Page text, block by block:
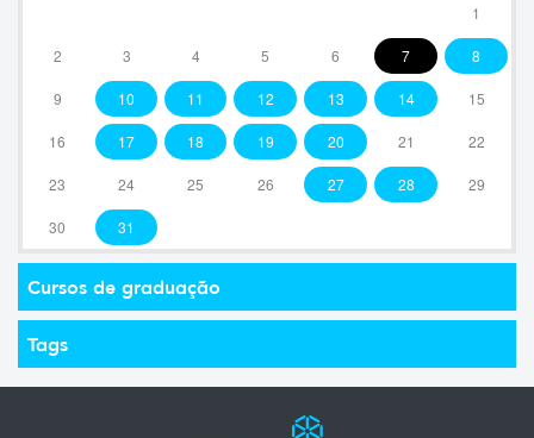
1
2 3 4 5 6 7 8
9 10 11 12 13 14 15
16 17 18 19 20 21 22
23 24 25 26 27 28 29
30 31
Cursos de graduação
Tags